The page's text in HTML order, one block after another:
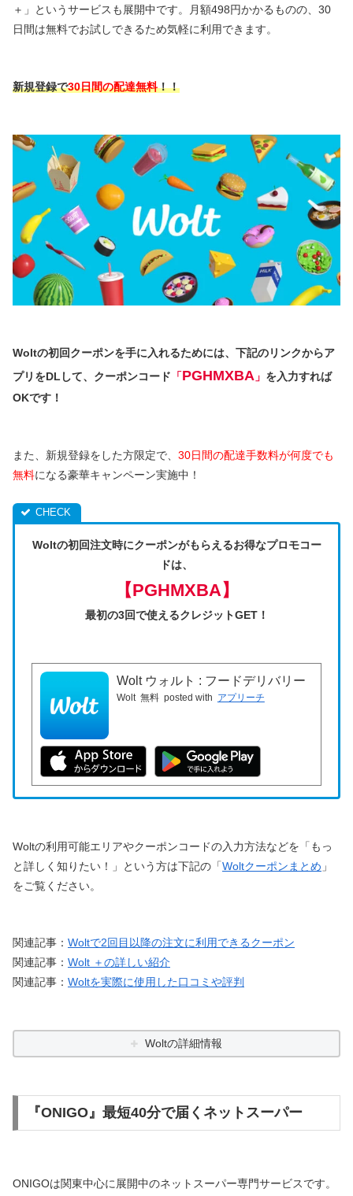
＋」というサービスも展開中です。月額498円かかるものの、30
日間は無料でお試しできるため気軽に利用できます。
新規登録で30日間の配達無料！！
Woltの初回クーポンを手に入れるためには、下記のリンクからア
プリをDLして、クーポンコード 「PGHMXBA 」 を入力すれば
OKです！
また、新規登録をした方限定で、 30日間の配達手数料が何度でも
無料になる豪華キャンペーン実施中！
Woltの初回注文時にクーポンがもらえるお得なプロモコー
ドは、
【PGHMXBA】
最初の3回で使えるクレジットGET！
Wolt ウォルト : フードデリバリー
Wolt 無料 posted with アプリーチ
Woltの利用可能エリアやクーポンコードの入力方法などを「もっ
と詳しく知りたい！」という方は下記の「Woltクーポンまとめ 」
をご覧ください。
関連記事： Woltで2回目以降の注文に利用できるクーポン
関連記事： Wolt ＋の詳しい紹介
関連記事： Woltを実際に使用した口コミや評判
Woltの詳細情報
『ONIGO』最短40分で届くネットスーパー
ONIGOは関東中心に展開中のネットスーパー専門サービスです。